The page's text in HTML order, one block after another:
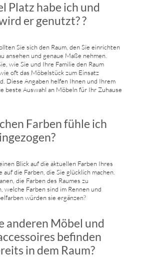
Platz habe ich und
er genutzt? ?
Sie sich den Raum, den Sie einrichten
ansehen und genaue Maße nehmen.
wie Sie und Ihre Familie den Raum
oft das Möbelstück zum Einsatz
Diese Angaben helfen Ihnen und Ihrem
beste Auswahl an Möbeln für Ihr Zuhause
Farben fühle ich
Blick auf die aktuellen Farben Ihres
auf die Farben, die Sie glücklich machen.
die Farben des Raumes zu
welche Farben sind im Rennen und
würden sie ergänzen?
anderen Möbel und
befinden
in dem Raum?